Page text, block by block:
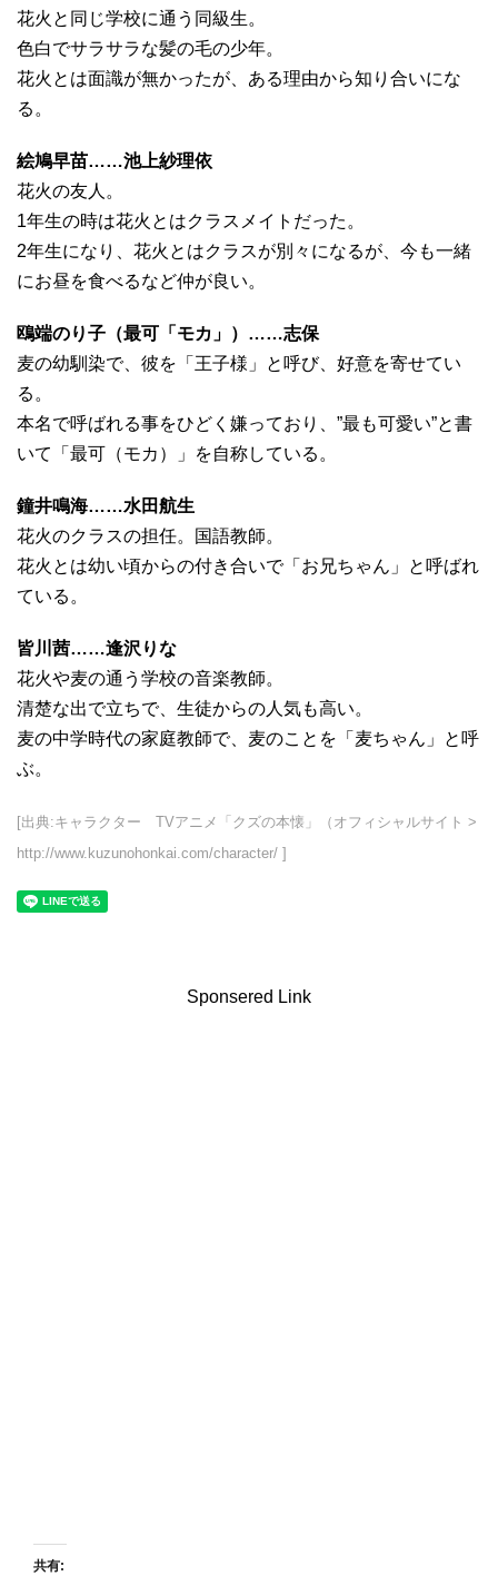
花火と同じ学校に通う同級生。
色白でサラサラな髪の毛の少年。
花火とは面識が無かったが、ある理由から知り合いにな
る。
絵鳩早苗……池上紗理依
花火の友人。
1年生の時は花火とはクラスメイトだった。
2年生になり、花火とはクラスが別々になるが、今も一緒
にお昼を食べるなど仲が良い。
鴎端のり子（最可「モカ」）……志保
麦の幼馴染で、彼を「王子様」と呼び、好意を寄せてい
る。
本名で呼ばれる事をひどく嫌っており、”最も可愛い”と書
いて「最可（モカ）」を自称している。
鐘井鳴海……水田航生
花火のクラスの担任。国語教師。
花火とは幼い頃からの付き合いで「お兄ちゃん」と呼ばれ
ている。
皆川茜……逢沢りな
花火や麦の通う学校の音楽教師。
清楚な出で立ちで、生徒からの人気も高い。
麦の中学時代の家庭教師で、麦のことを「麦ちゃん」と呼
ぶ。
[出典:キャラクター TVアニメ「クズの本懐」（オフィシャルサイト >
http://www.kuzunohonkai.com/character/ ]
Sponsered Link
共有: